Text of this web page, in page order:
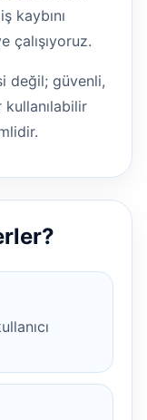
kaybını
çalışıyoruz.
değil; güvenli,